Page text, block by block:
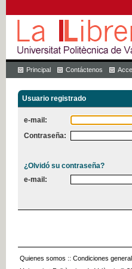
Principal Contáctenos
Usuario registrado
e-mail:
Contraseña:
¿Olvidó su contraseña?
e-mail:
Quienes somos :: Condiciones